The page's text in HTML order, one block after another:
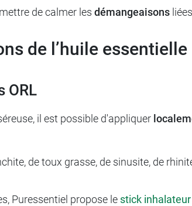
de calmer les démangeaisons
de l’huile
ORL
il est possible d'appliquer
de toux grasse, de sinusite, de
Puressentiel propose le stick inhalateur